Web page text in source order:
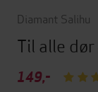
Diamant Salihu
Til alle dør
149,-